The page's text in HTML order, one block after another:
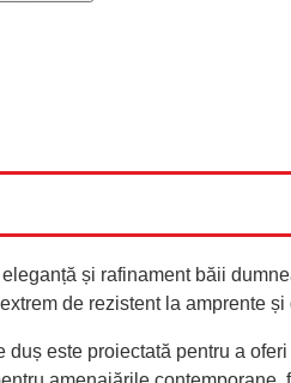
și rafinament băii
de rezistent la amprente
duș este proiectată pentru a